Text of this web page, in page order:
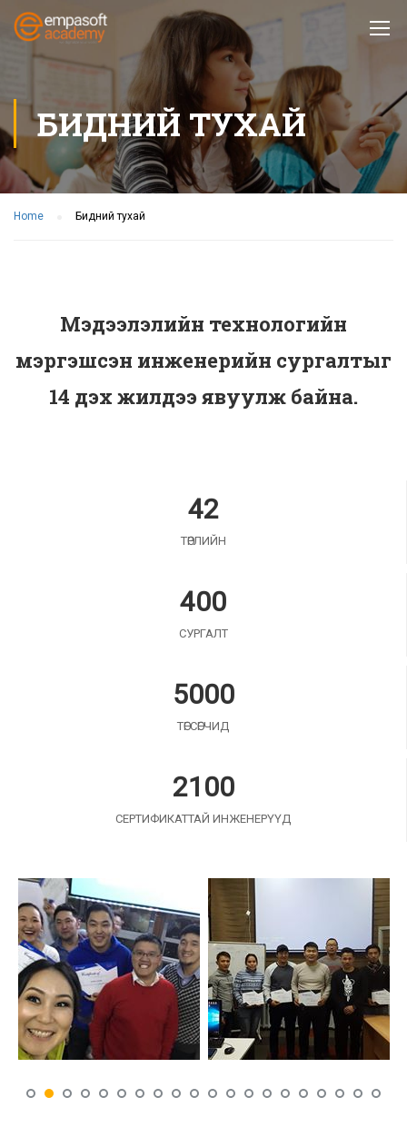
БИДНИЙ ТУХАЙ
Home Бидний тухай
Мэдээлэлийн технологийн
мэргэшсэн инженерийн сургалтыг
14 дэх жилдээ явуулж байна.
42
ТӨРЛИЙН
400
СУРГАЛТ
5000
ТӨГСӨГЧИД
2100
СЕРТИФИКАТТАЙ ИНЖЕНЕРҮҮД